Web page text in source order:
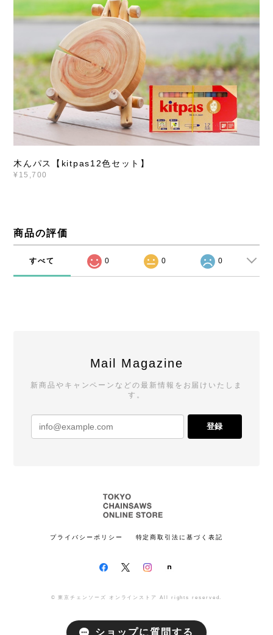
木んパス【kitpas12色セット】
¥15,700
商品の評価
すべて 0 0 0
Mail Magazine
新商品やキャンペーンなどの最新情報をお届けいたしま
す。
登録
プライバシーポリシー 特定商取引法に基づく表記
© 東京チェンソーズ オンラインストア All rights reserved.
ショップに質問する